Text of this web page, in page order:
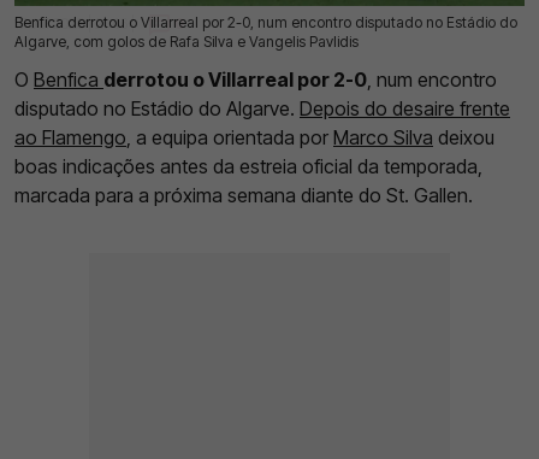
Benfica derrotou o Villarreal por 2-0, num encontro disputado no Estádio do
Algarve, com golos de Rafa Silva e Vangelis Pavlidis
17 Jul 2026 | 21:46 | 0
O Benfica derrotou o Villarreal por 2-0 , num encontro
disputado no Estádio do Algarve. Depois do desaire frente
ao Flamengo , a equipa orientada por Marco Silva deixou
boas indicações antes da estreia oficial da temporada,
marcada para a próxima semana diante do St. Gallen.